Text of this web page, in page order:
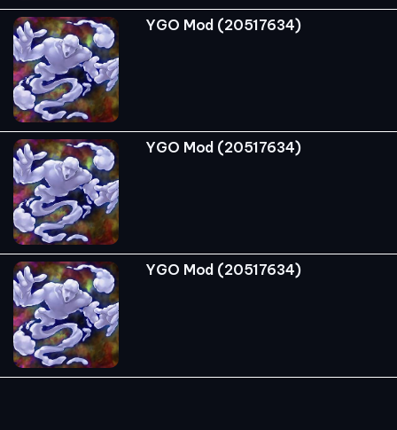
YGO Mod (20517634)
YGO Mod (20517634)
YGO Mod (20517634)